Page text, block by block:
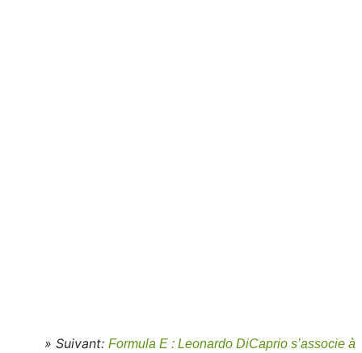
» Suivant: Formula E : Leonardo DiCaprio s’associe à